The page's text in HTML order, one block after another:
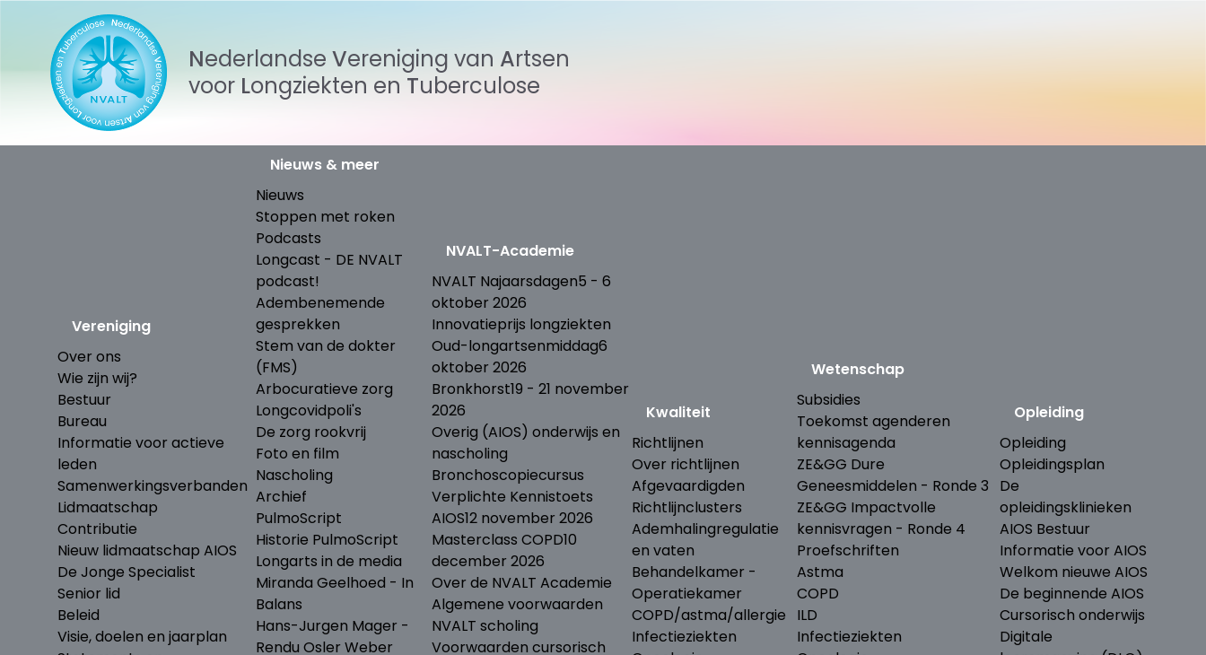
Nederlandse Vereniging van
Artsen
voor Longziekten en Tuberculose
Vereniging
Over ons
Wie zijn wij?
Bestuur
Bureau
Informatie voor actieve
leden
Samenwerkingsverbanden
Lidmaatschap
Contributie
Nieuw lidmaatschap AIOS
De Jonge Specialist
Senior lid
Beleid
Visie, doelen en jaarplan
Nieuws & meer
Nieuws
Stoppen met roken
Podcasts
Longcast - DE NVALT
podcast!
Adembenemende
gesprekken
Stem van de dokter
(FMS)
Arbocuratieve zorg
Longcovidpoli's
De zorg rookvrij
Foto en film
Nascholing
Archief
PulmoScript
Historie PulmoScript
Longarts in de media
Miranda Geelhoed - In
Balans
Hans-Jurgen Mager -
Rendu Osler Weber
NVALT-Academie
NVALT Najaarsdagen5 - 6
oktober 2026
Innovatieprijs longziekten
Oud-longartsenmiddag6
oktober 2026
Bronkhorst19 - 21 november
2026
Overig (AIOS) onderwijs en
nascholing
Bronchoscopiecursus
Verplichte Kennistoets
AIOS12 november 2026
Masterclass COPD10
december 2026
Over de NVALT Academie
Algemene voorwaarden
NVALT scholing
Voorwaarden cursorisch
Kwaliteit
Richtlijnen
Over richtlijnen
Afgevaardigden
Richtlijnclusters
Ademhalingregulatie
en vaten
Behandelkamer -
Operatiekamer
COPD/astma/allergie
Infectieziekten
Wetenschap
Subsidies
Toekomst agenderen
kennisagenda
ZE&GG Dure
Geneesmiddelen - Ronde 3
ZE&GG Impactvolle
kennisvragen - Ronde 4
Proefschriften
Astma
COPD
ILD
Infectieziekten
Opleiding
Opleiding
Opleidingsplan
De
opleidingsklinieken
AIOS Bestuur
Informatie voor AIOS
Welkom nieuwe AIOS
De beginnende AIOS
Cursorisch onderwijs
Digitale